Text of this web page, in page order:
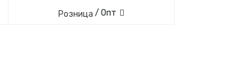
Розница / Опт